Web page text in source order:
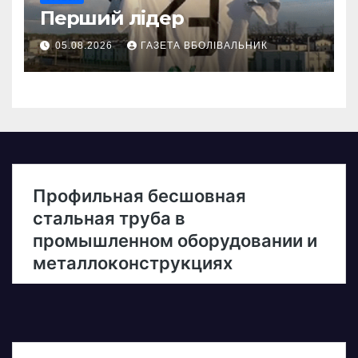
Перший лідер
05.08.2026 ГАЗЕТА ВБОЛІВАЛЬНИК